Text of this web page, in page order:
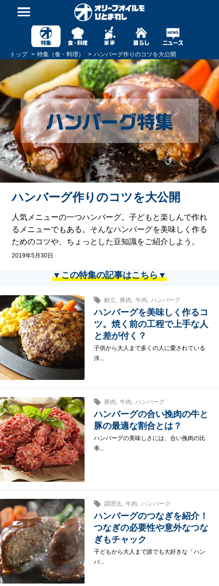
トップ 特集（食・料理） ハンバーグ作りのコツを大公開
ハンバーグ作りのコツを大公開
人気メニューの一つハンバーグ。子どもと楽しんで作れ
るメニューでもある。そんなハンバーグを美味しく作る
ためのコツや、ちょっとした豆知識をご紹介しよう。
2019年5月30日
▼この特集の記事はこちら▼
献立, 豚肉, 牛肉, ハンバーグ
ハンバーグを美味しく作るコ
ツ。焼く前の工程で上手な人
と差が付く？
子供から大人まで多くの人に愛されている
洋...
豚肉, 牛肉, ハンバーグ
ハンバーグの合い挽肉の牛と
豚の最適な割合とは？
ハンバーグの美味しさには、合い挽肉の比
率...
調理法, 牛肉, ハンバーグ
ハンバーグのつなぎを紹介！
つなぎの必要性や意外なつな
ぎもチャック
子どもから大人まで誰でも大好きな「ハン
バ...